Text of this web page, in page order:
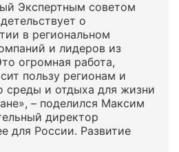
Экспертным советом
о
в региональном
и лидеров из
огромная работа,
пользу регионам и
среды и отдыха для жизни
– поделился Максим
директор
для России. Развитие